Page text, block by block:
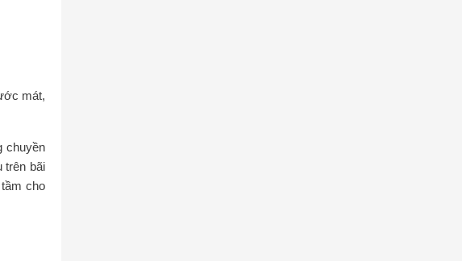
mát,
chuyền
trên bãi
cho